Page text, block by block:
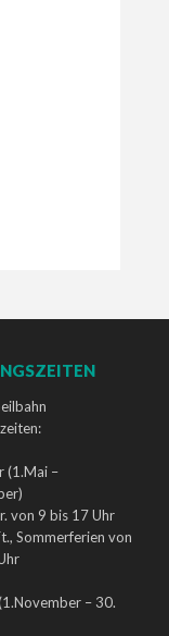
(1.Mai –
von 9 bis 17 Uhr
Sommerferien von
– 30.